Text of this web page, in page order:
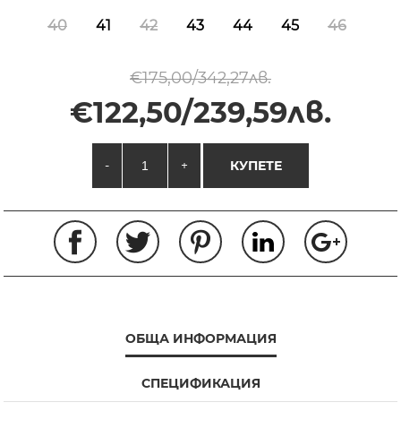
40 41 42 43 44 45 46
€175,00/342,27лв.
€122,50/239,59лв.
- + КУПЕТЕ
ОБЩА ИНФОРМАЦИЯ
СПЕЦИФИКАЦИЯ